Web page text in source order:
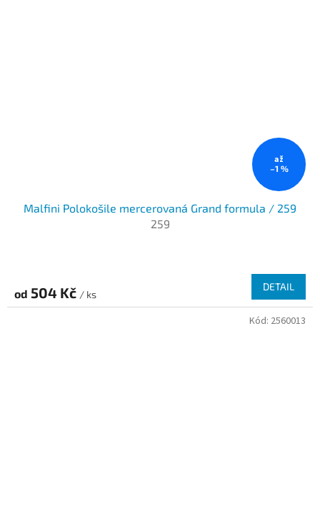
až
–1 %
Malfini Polokošile mercerovaná Grand formula / 259
259
od 504 Kč / ks
DETAIL
Kód: 2560013